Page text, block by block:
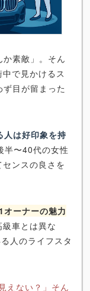
か素敵」。そん
で見かけるス
目が留まった
人は好印象を持
半〜40代の女性
ンスの良さを
ーナーの魅力
車とは異な
人のライフスタ
えない？」そん